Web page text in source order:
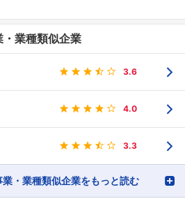
業種類似企業
3.6
4.0
3.3
・業種類似企業をもっと読む